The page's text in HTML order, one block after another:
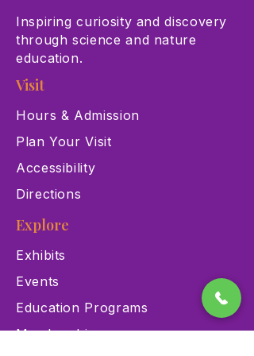
Inspiring curiosity and discovery
through science and nature
education.
Visit
Hours & Admission
Plan Your Visit
Accessibility
Directions
Explore
Exhibits
Events
Education Programs
Memberships